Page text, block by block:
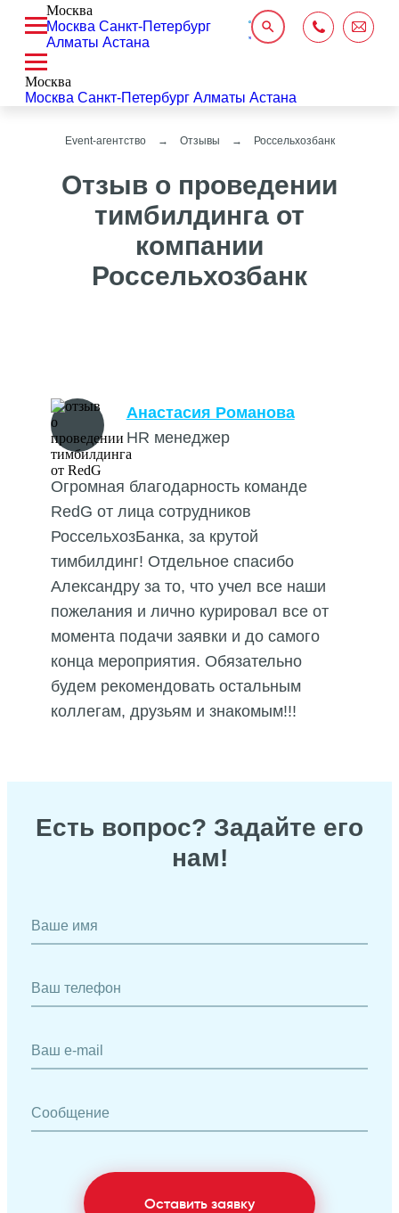
Москва
Москва Санкт-Петербург
Алматы Астана
Москва
Москва Санкт-Петербург Алматы Астана
Event-агентство Отзывы Россельхозбанк
Отзыв о проведении
тимбилдинга от
компании
Россельхозбанк
Анастасия Романова
HR менеджер
Огромная благодарность команде
RedG от лица сотрудников
РоссельхозБанка, за крутой
тимбилдинг! Отдельное спасибо
Александру за то, что учел все наши
пожелания и лично курировал все от
момента подачи заявки и до самого
конца мероприятия. Обязательно
будем рекомендовать остальным
коллегам, друзьям и знакомым!!!
Есть вопрос? Задайте его
нам!
Ваше имя
Ваш телефон
Ваш e-mail
Сообщение
Оставить заявку